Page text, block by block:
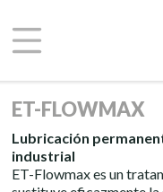
ET-FLOWMAX
Lubricación
industrial
ET-Flowmax es un